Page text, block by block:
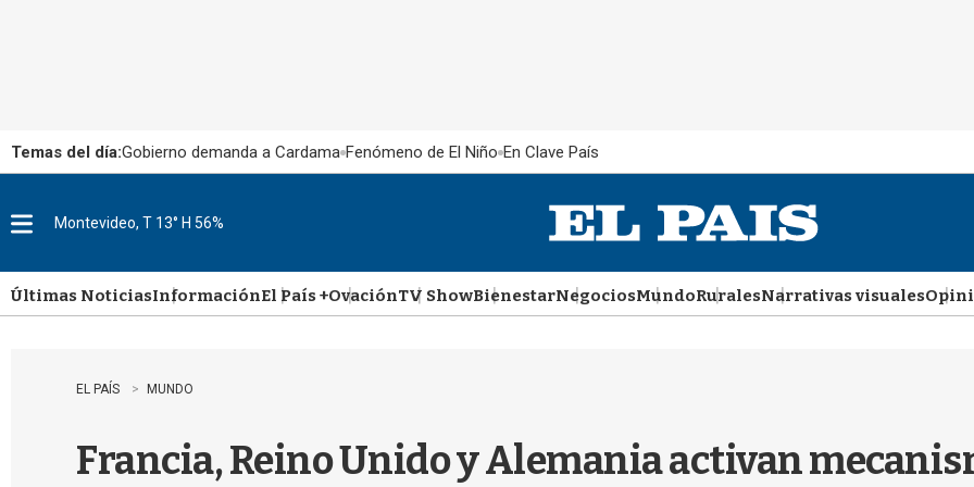
Temas del día:Gobierno demanda a Cardama Fenómeno de El Niño En Clave País
u
Montevideo, T 13° H 56%
Últimas NoticiasInformaciónEl País +OvaciónTV ShowBienestarNegociosMundoRuralesNarrativas visuales
EL PAÍS MUNDO
Francia, Reino Unido y Alemania activan